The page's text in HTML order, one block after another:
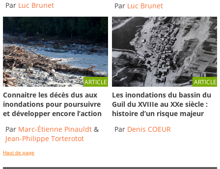
Par Luc Brunet
Par Luc Brunet
ARTICLE
Connaitre les décès dus aux
inondations pour poursuivre
et développer encore l’action
Par Marc-Étienne Pinauldt &
Jean-Philippe Torterotot
ARTICLE
Les inondations du bassin du
Guil du XVIIIe au XXe siècle :
histoire d’un risque majeur
Par Denis COEUR
Haut de page